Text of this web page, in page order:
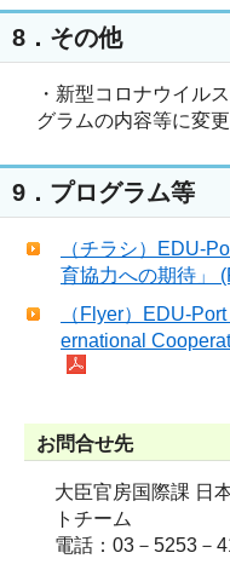
8．その他
・新型コロナウイル
グラムの内容等に変
9．プログラム等
（チラシ）EDU-
育協力への期待」
（Flyer）EDU-
ernational
お問合せ先
大臣官房国際課 日
トチーム
電話：03－5253－